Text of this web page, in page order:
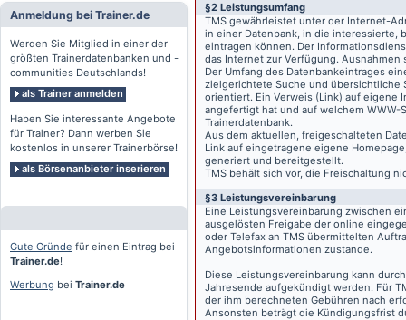
Anmeldung bei Trainer.de
Werden Sie Mitglied in einer der
größten Trainerdatenbanken und -
communities Deutschlands!
als Trainer anmelden
Haben Sie interessante Angebote
für Trainer? Dann werben Sie
kostenlos in unserer Trainerbörse!
als Börsenanbieter inserieren
Gute Gründe für einen Eintrag bei
Trainer.de!
Werbung bei Trainer.de
§2 Leistungsumfang
TMS gewährleistet unter der Internet-
in einer Datenbank, in die interessierte,
eintragen können. Der
das Internet zur Verfügung.
Der Umfang des Datenbankeintrages
zielgerichtete Suche und übersichtliche
orientiert. Ein Verweis (Link) auf eigene
angefertigt hat und auf welchem
Trainerdatenbank.
Aus dem aktuellen, freigeschalteten
Link auf eingetragene eigene
generiert und bereitgestellt.
TMS behält sich vor, die Freischaltung
§3 Leistungsvereinbarung
Eine Leistungsvereinbarung zwischen
ausgelösten Freigabe der online
oder Telefax an TMS übermittelten
Angebotsinformationen zustande.
Diese Leistungsvereinbarung kann
Jahresende aufgekündigt werden. Für
der ihm berechneten Gebühren nach
Ansonsten beträgt die Kündigungsfrist